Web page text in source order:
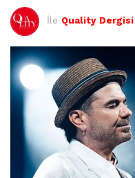
İle Quality Dergisi